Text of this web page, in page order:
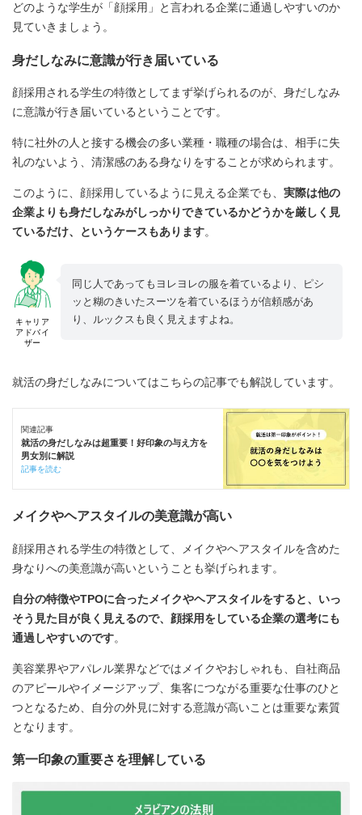
どのような学生が「顔採用」と言われる企業に通過しやすいのか
見ていきましょう。
身だしなみに意識が行き届いている
顔採用される学生の特徴としてまず挙げられるのが、身だしなみ
に意識が行き届いているということです。
特に社外の人と接する機会の多い業種・職種の場合は、相手に失
礼のないよう、清潔感のある身なりをすることが求められます。
このように、顔採用しているように見える企業でも、 実際は他の
企業よりも身だしなみがしっかりできているかどうかを厳しく見
ているだけ、というケースもあります。
キャリア
アドバイ
ザー
同じ人であってもヨレヨレの服を着ているより、ピシ
ッと糊のきいたスーツを着ているほうが信頼感があ
り、ルックスも良く見えますよね。
就活の身だしなみについてはこちらの記事でも解説しています。
関連記事
就活の身だしなみは超重要！好印象の与え方を
男女別に解説
記事を読む
メイクやヘアスタイルの美意識が高い
顔採用される学生の特徴として、メイクやヘアスタイルを含めた
身なりへの美意識が高いということも挙げられます。
自分の特徴やTPOに合ったメイクやヘアスタイルをすると、いっ
そう見た目が良く見えるので、顔採用をしている企業の選考にも
通過しやすいのです。
美容業界やアパレル業界などではメイクやおしゃれも、自社商品
のアピールやイメージアップ、集客につながる重要な仕事のひと
つとなるため、自分の外見に対する意識が高いことは重要な素質
となります。
第一印象の重要さを理解している